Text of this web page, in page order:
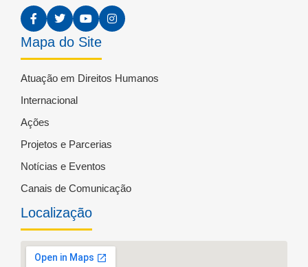
Mapa do Site
Atuação em Direitos Humanos
Internacional
Ações
Projetos e Parcerias
Notícias e Eventos
Canais de Comunicação
Localização